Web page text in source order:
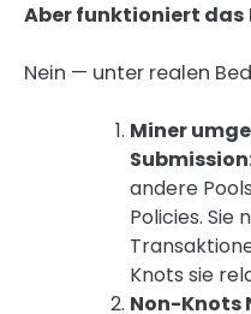
Aber funktioniert das
Nein — unter realen
Miner
andere
Policies. Sie
Knots sie
Non-Knots